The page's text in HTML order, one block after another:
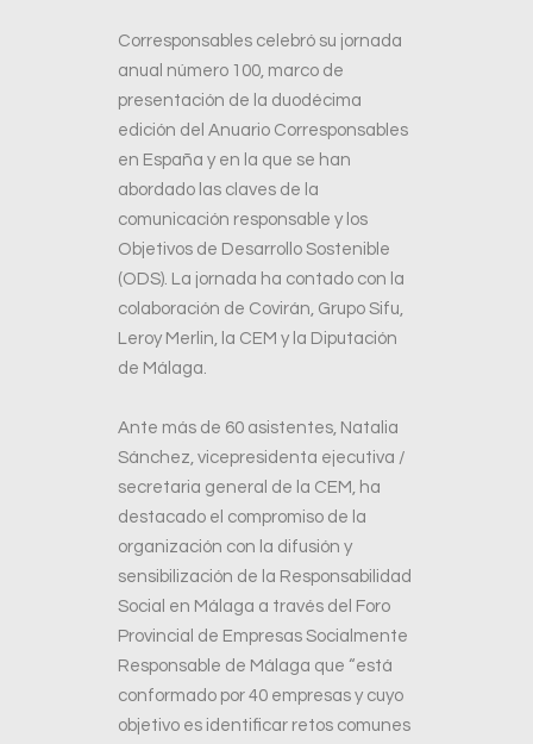
Corresponsables celebró su jornada
anual número 100, marco de
presentación de la duodécima
edición del Anuario Corresponsables
en España y en la que se han
abordado las claves de la
comunicación responsable y los
Objetivos de Desarrollo Sostenible
(ODS). La jornada ha contado con la
colaboración de Covirán, Grupo Sifu,
Leroy Merlin, la CEM y la Diputación
de Málaga.
Ante más de 60 asistentes, Natalia
Sánchez, vicepresidenta ejecutiva /
secretaria general de la CEM, ha
destacado el compromiso de la
organización con la difusión y
sensibilización de la Responsabilidad
Social en Málaga a través del Foro
Provincial de Empresas Socialmente
Responsable de Málaga que “está
conformado por 40 empresas y cuyo
objetivo es identificar retos comunes